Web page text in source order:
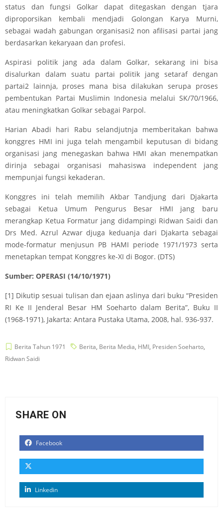
status dan fungsi Golkar dapat ditegaskan dengan tjara
diproporsikan kembali mendjadi Golongan Karya Murni,
sebagai wadah gabungan organisasi2 non afilisasi partai jang
berdasarkan kekaryaan dan profesi.
Aspirasi politik jang ada dalam Golkar, sekarang ini bisa
disalurkan dalam suatu partai politik jang setaraf dengan
partai2 lainnja, proses mana bisa dilakukan serupa proses
pembentukan Partai Muslimin Indonesia melalui SK/70/1966,
atau meningkatkan Golkar sebagai Parpol.
Harian Abadi hari Rabu selandjutnja memberitakan bahwa
konggres HMI ini juga telah mengambil keputusan di bidang
organisasi jang menegaskan bahwa HMI akan menempatkan
dirinja sebagai organisasi mahasiswa independent jang
mempunjai fungsi kekaderan.
Konggres ini telah memilih Akbar Tandjung dari Djakarta
sebagai Ketua Umum Pengurus Besar HMI jang baru
merangkap Ketua Formatur jang didampingi Ridwan Saidi dan
Drs Med. Azrul Azwar djuga keduanja dari Djakarta sebagai
mode-formatur menjusun PB HAMI periode 1971/1973 serta
menetapkan tempat Konggres ke-XI di Bogor. (DTS)
Sumber: OPERASI (14/10/1971)
[1] Dikutip sesuai tulisan dan ejaan aslinya dari buku “Presiden
RI Ke II Jenderal Besar HM Soeharto dalam Berita”, Buku II
(1968-1971), Jakarta: Antara Pustaka Utama, 2008, hal. 936-937.
Berita Tahun 1971 Berita, Berita Media, HMI, Presiden Soeharto,
Ridwan Saidi
SHARE ON
Facebook
Linkedin